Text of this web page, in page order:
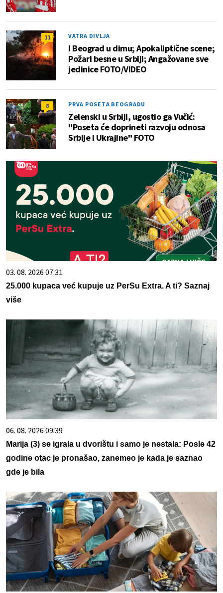
11 VATRA DIVLJA
I Beograd u dimu; Apokaliptične scene;
Požari besne u Srbiji; Angažovane sve
jedinice FOTO/VIDEO
8 PRVA POSETA BEOGRADU
Zelenski u Srbiji, ugostio ga Vučić:
"Poseta će doprineti razvoju odnosa
Srbije i Ukrajine" FOTO
03. 08. 2026 07:31
25.000 kupaca već kupuje uz PerSu Extra. A ti? Saznaj
više
06. 08. 2026 09:39
Marija (3) se igrala u dvorištu i samo je nestala: Posle 42
godine otac je pronašao, zanemeo je kada je saznao
gde je bila